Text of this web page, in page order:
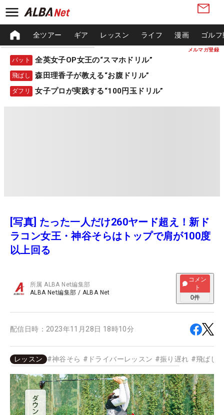
メルマガ登録
全ツアー ギア レッスン ライフ 漫画 ゴル
パット 全英女子OP女王の“スマホドリル”
飛ばし 森田理香子が教える“お腹ドリル”
ダフリ 女子プロが実践する“100円玉ドリル”
[写真] たった一人だけ260ヤード超え！新ド
ラコン女王・神谷そらはトップで肩が100度
以上回る
所属ALBA Net編集部
ALBA Net編集部 / ALBA Net
コメン
ト
0件
配信日時： 2023年11月28日 18時10分
レッスン #神谷そら # ドライバーレッスン #振り遅れ #飛ばし